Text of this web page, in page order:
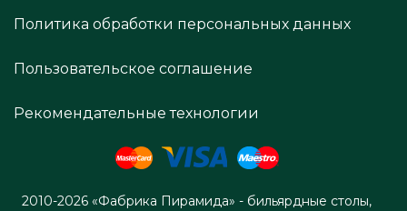
Политика обработки персональных данных
Пользовательское соглашение
Рекомендательные технологии
2010-2026 «Фабрика Пирамида» - бильярдные столы,